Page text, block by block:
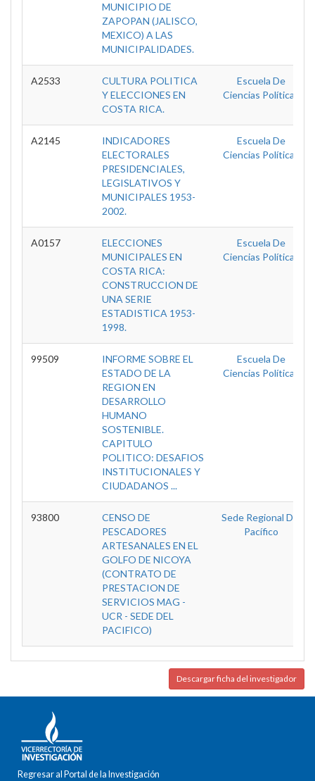
MUNICIPIO DE
ZAPOPAN (JALISCO,
MEXICO) A LAS
MUNICIPALIDADES.
A2533
CULTURA POLITICA
Y ELECCIONES EN
COSTA RICA.
Escuela De
Ciencias Políticas
A2145
INDICADORES
ELECTORALES
PRESIDENCIALES,
LEGISLATIVOS Y
MUNICIPALES 1953-
2002.
Escuela De
Ciencias Políticas
A0157
ELECCIONES
MUNICIPALES EN
COSTA RICA:
CONSTRUCCION DE
UNA SERIE
ESTADISTICA 1953-
1998.
Escuela De
Ciencias Políticas
99509
INFORME SOBRE EL
ESTADO DE LA
REGION EN
DESARROLLO
HUMANO
SOSTENIBLE.
CAPITULO
POLITICO: DESAFIOS
INSTITUCIONALES Y
CIUDADANOS ...
Escuela De
Ciencias Políticas
93800
CENSO DE
PESCADORES
ARTESANALES EN EL
GOLFO DE NICOYA
(CONTRATO DE
PRESTACION DE
SERVICIOS MAG -
UCR - SEDE DEL
PACIFICO)
Sede Regional Del
Pacífico
Descargar ficha del investigador
Regresar al Portal de la Investigación